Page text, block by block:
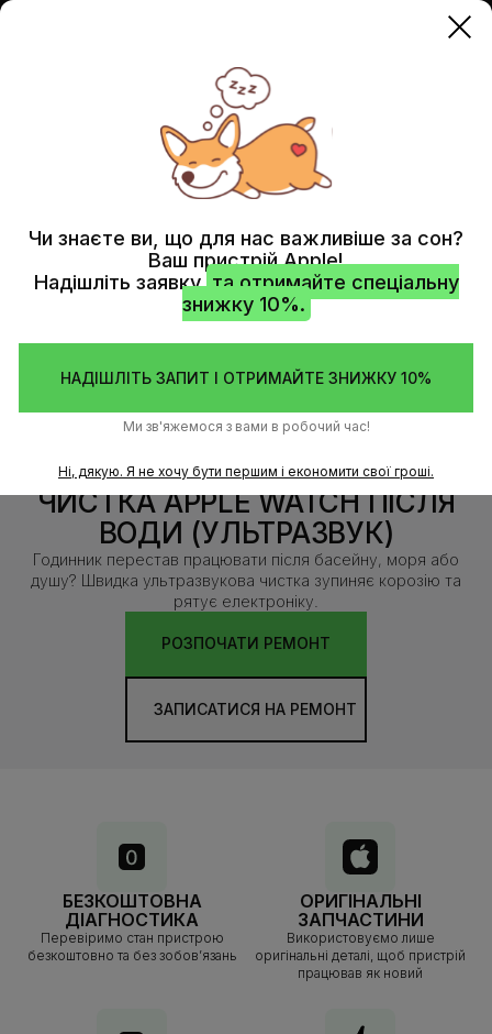
ЧИСТКА APPLE WATCH ПІСЛЯ
ВОДИ (УЛЬТРАЗВУК)
Годинник перестав працювати після басейну, моря або
душу? Швидка ультразвукова чистка зупиняє корозію та
рятує електроніку.
РОЗПОЧАТИ РЕМОНТ
ЗАПИСАТИСЯ НА РЕМОНТ
ЧИСТКА ПІСЛЯ ВОДИ (УЛЬТРАЗВУК)
БЕЗКОШТОВНА
ДІАГНОСТИКА
Перевіримо стан пристрою
безкоштовно та без зобов’язань
ОРИГІНАЛЬНІ
ЗАПЧАСТИНИ
Використовуємо лише
оригінальні деталі, щоб пристрій
працював як новий
Чи знаєте ви, що для нас важливіше за сон?
Ваш пристрій Apple!
Надішліть заявку та отримайте спеціальну
знижку 10%.
НАДІШЛІТЬ ЗАПИТ І ОТРИМАЙТЕ ЗНИЖКУ 10%
Ми зв'яжемося з вами в робочий час!
Ні, дякую. Я не хочу бути першим і економити свої гроші.